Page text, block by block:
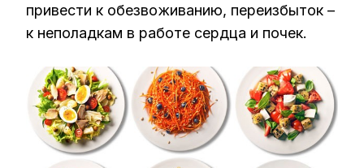
привести к обезвоживанию, переизбыток –
к неполадкам в работе сердца и почек.